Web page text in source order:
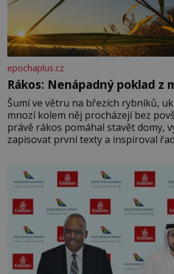
epochaplus.cz
Rákos: Nenápadný poklad z
Šumí ve větru na březích rybníků,
mnozí kolem něj procházejí bez
právě rákos pomáhal stavět domy,
zapisovat první texty a inspiroval
letního koupání. Stačí se však podívat